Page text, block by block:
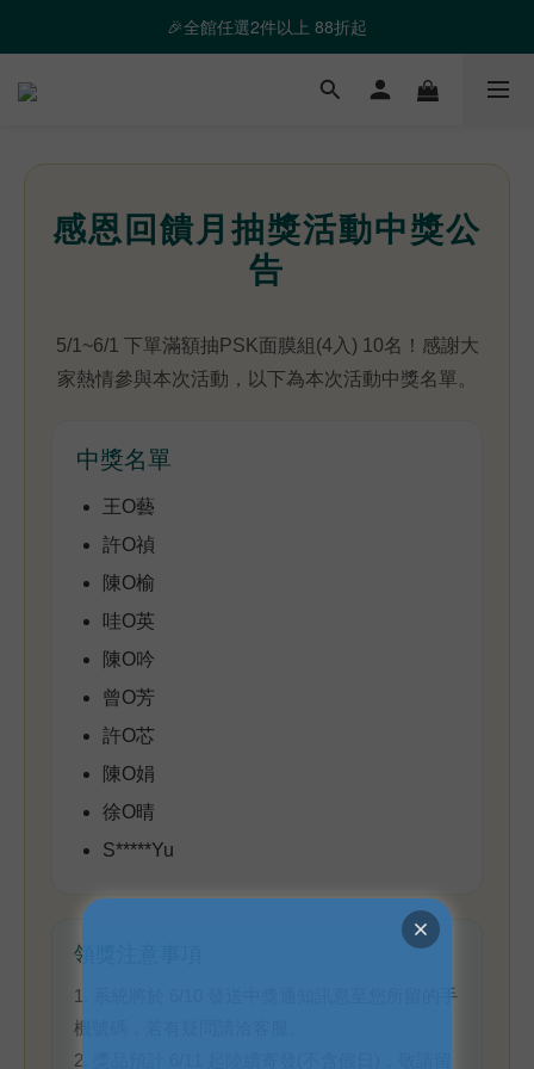
❤️ 霸氣優惠 滿額最高折888 👉去逛逛
🎉全館任選2件以上 88折起
❤️ 霸氣優惠 滿額最高折888 👉去逛逛
感恩回饋月抽獎活動中獎公
告
5/1~6/1 下單滿額抽PSK面膜組(4入) 10名！感謝大
家熱情參與本次活動，以下為本次活動中獎名單。
中獎名單
王O藝
許O禎
陳O榆
哇O英
陳O吟
曾O芳
許O芯
陳O娟
徐O晴
S*****Yu
領獎注意事項
1. 系統將於 6/10 發送中獎通知訊息至您所留的手
機號碼，若有疑問請洽客服。
2. 獎品預計 6/11 起陸續寄發(不含假日)，敬請留